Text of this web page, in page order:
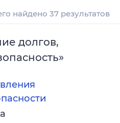
найдено 37 результатов
долгов,
»